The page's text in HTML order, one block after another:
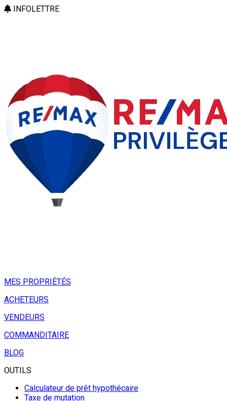
INFOLETTRE
MES PROPRIÉTÉS
ACHETEURS
VENDEURS
COMMANDITAIRE
BLOG
OUTILS
Calculateur de prêt hypothécaire
Taxe de mutation